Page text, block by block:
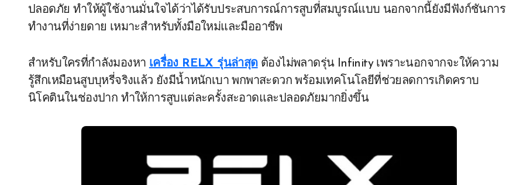
ปลอดภัย ทำให้ผู้ใช้งานมั่นใจได้ว่าได้รับประสบการณ์การสูบที่สมบูรณ์แบบ นอกจากนี้ยังมีฟังก์ชันการ
ทำงานที่ง่ายดาย เหมาะสำหรับทั้งมือใหม่และมืออาชีพ
สำหรับใครที่กำลังมองหา เครื่อง RELX รุ่นล่าสุดต้องไม่พลาดรุ่น Infinity เพราะนอกจากจะให้ความ
รู้สึกเหมือนสูบบุหรี่จริงแล้ว ยังมีน้ำหนักเบา พกพาสะดวก พร้อมเทคโนโลยีที่ช่วยลดการเกิดคราบ
นิโคตินในช่องปาก ทำให้การสูบแต่ละครั้งสะอาดและปลอดภัยมากยิ่งขึ้น